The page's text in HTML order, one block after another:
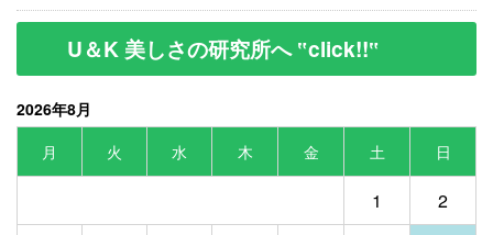
U＆K 美しさの研究所へ ‟click!!‟
2026年8月
月
火 水 木 金 土 日
1
2